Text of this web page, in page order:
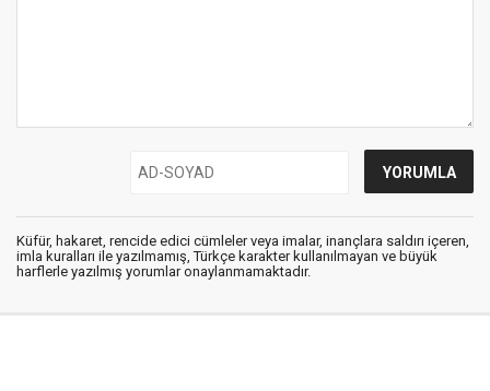
Küfür, hakaret, rencide edici cümleler veya imalar, inançlara saldırı içeren,
imla kuralları ile yazılmamış, Türkçe karakter kullanılmayan ve büyük
harflerle yazılmış yorumlar onaylanmamaktadır.